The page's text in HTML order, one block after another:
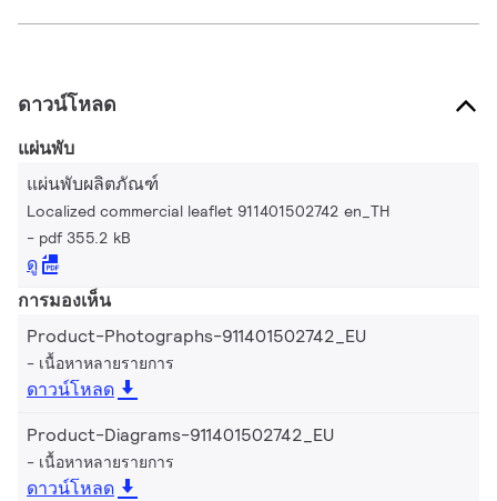
ดาวน์โหลด
แผ่นพับ
แผ่นพับผลิตภัณฑ์
Localized commercial leaflet 911401502742 en_TH
pdf 355.2 kB
ดู
การมองเห็น
Product-Photographs-911401502742_EU
เนื้อหาหลายรายการ
ดาวน์โหลด
Product-Diagrams-911401502742_EU
เนื้อหาหลายรายการ
ดาวน์โหลด